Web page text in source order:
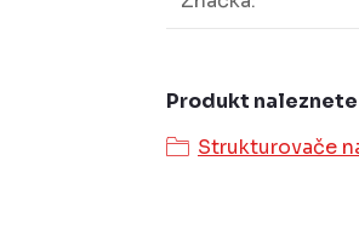
Produkt
Strukturovače